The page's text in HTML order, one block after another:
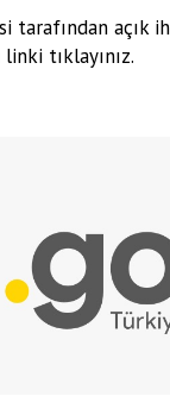
tarafından açık
tıklayınız.